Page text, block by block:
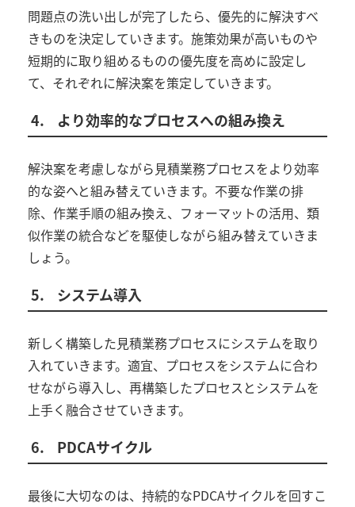
問題点の洗い出しが完了したら、優先的に解決すべ
きものを決定していきます。施策効果が高いものや
短期的に取り組めるものの優先度を高めに設定し
て、それぞれに解決案を策定していきます。
4. より効率的なプロセスへの組み換え
解決案を考慮しながら見積業務プロセスをより効率
的な姿へと組み替えていきます。不要な作業の排
除、作業手順の組み換え、フォーマットの活用、類
似作業の統合などを駆使しながら組み替えていきま
しょう。
5. システム導入
新しく構築した見積業務プロセスにシステムを取り
入れていきます。適宜、プロセスをシステムに合わ
せながら導入し、再構築したプロセスとシステムを
上手く融合させていきます。
6. PDCAサイクル
最後に大切なのは、持続的なPDCAサイクルを回すこ